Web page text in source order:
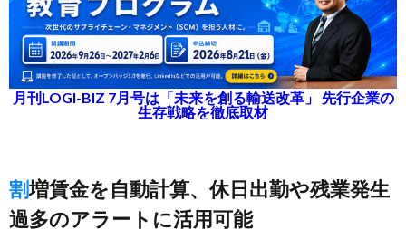
月刊LOGI-BIZ 7月号は「未来を創る輸送改革」 先行企業の
生存戦略を徹底取材
割増賃金を自動計算、休日出勤や残業発生
過多のアラートに活用可能